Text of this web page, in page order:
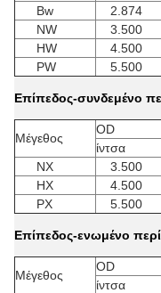
Bw
2.874
NW
3.500
HW
4.500
PW
5.500
Επίπεδος-συνδεμένο
Μέγεθος
OD
ίντσα
NX
3.500
HX
4.500
PX
5.500
Επίπεδος-ενωμένο
Μέγεθος
OD
ίντσα